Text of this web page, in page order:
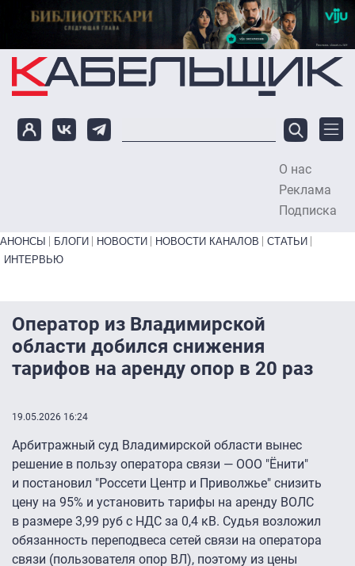
Перейти к основному содержанию
О нас
Реклама
Подписка
Primary links bottom
АНОНСЫ БЛОГИ НОВОСТИ НОВОСТИ КАНАЛОВ
СТАТЬИ
ИНТЕРВЬЮ
Оператор из Владимирской
области добился снижения
тарифов на аренду опор в 20 раз
19.05.2026 16:24
Арбитражный суд Владимирской области вынес
решение в пользу оператора связи — ООО "Ёнити"
и постановил "Россети Центр и Приволжье" снизить
цену на 95% и установить тарифы на аренду ВОЛС
в размере 3,99 руб с НДС за 0,4 кВ. Судья возложил
обязанность переподвеса сетей связи на оператора
связи (пользователя опор ВЛ), поэтому из цены